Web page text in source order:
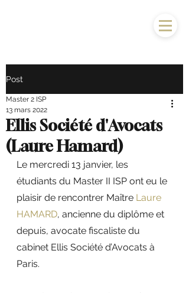
Post
Ellis Société d'Avocats
(Laure Hamard)
Master 2 ISP
13 mars 2022
Le mercredi 13 janvier, les
étudiants du Master II ISP ont eu le
plaisir de rencontrer Maître Laure
HAMARD, ancienne du diplôme et
depuis, avocate fiscaliste du
cabinet Ellis Société d’Avocats à
Paris.